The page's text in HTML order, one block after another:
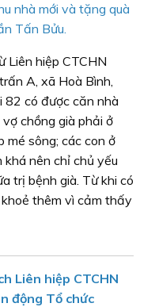
nhà mới và tặng quà
Tấn Bửu.
Liên hiệp CTCHN
A, xã Hoà Bình,
82 có được căn nhà
chồng già phải ở
mé sông; các con ở
khá nên chỉ chủ yếu
trị bệnh già. Từ khi có
thêm vì cảm thấy
Liên hiệp CTCHN
động Tổ chức